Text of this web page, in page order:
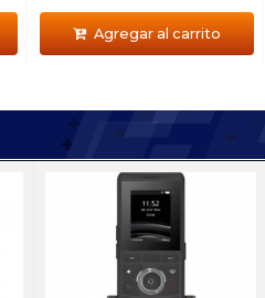
Agregar al carrito
sistema de portero para